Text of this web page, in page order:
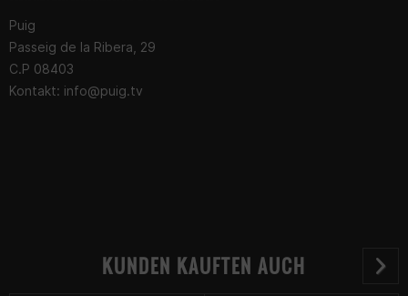
Puig
Passeig de la Ribera, 29
C.P 08403
Kontakt: info@puig.tv
KUNDEN KAUFTEN AUCH